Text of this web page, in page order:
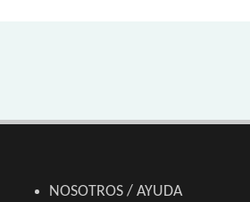
NOSOTROS / AYUDA